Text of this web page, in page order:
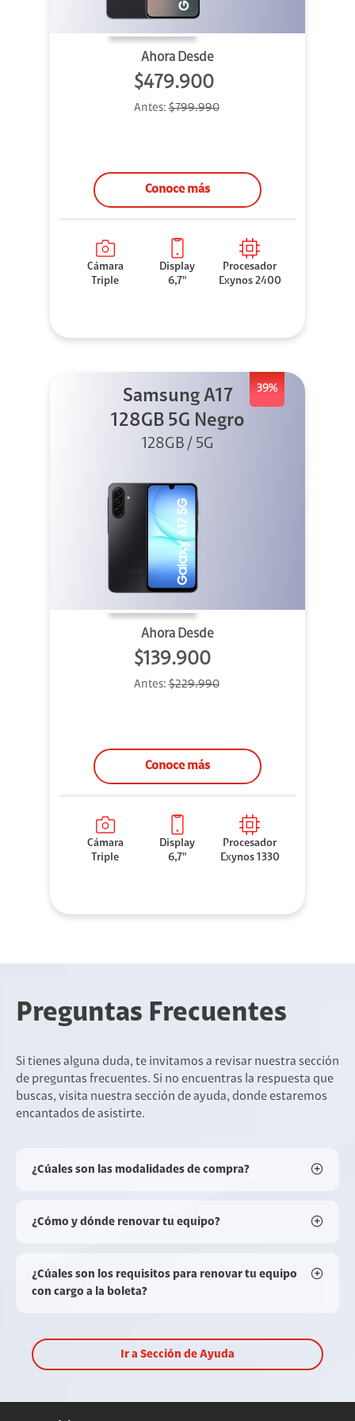
Ahora Desde
$479.900
Antes:$799.990
Conoce más
Cámara
Triple
Display
6,7"
Procesador
Exynos 2400
39%
Samsung A17
128GB 5G Negro
128GB / 5G
Ahora Desde
$139.900
Antes:$229.990
Conoce más
Cámara
Triple
Display
6,7"
Procesador
Exynos 1330
Preguntas Frecuentes
Si tienes alguna duda, te invitamos a revisar nuestra sección
de preguntas frecuentes. Si no encuentras la respuesta que
buscas, visita nuestra sección de ayuda, donde estaremos
encantados de asistirte.
¿Cúales son las modalidades de compra?
¿Cómo y dónde renovar tu equipo?
¿Cúales son los requisitos para renovar tu equipo
con cargo a la boleta?
Ir a Sección de Ayuda